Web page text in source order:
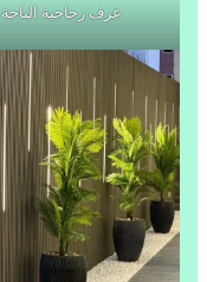
غرف زجاجية الباحة